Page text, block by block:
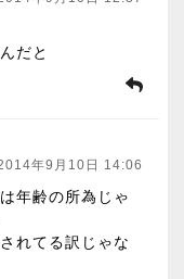
だと
年9月10日 14:06
年齢の所為じゃ
れてる訳じゃな